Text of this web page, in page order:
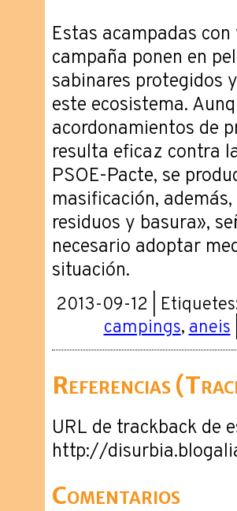
Estas acampadas
campaña ponen en
sabinares protegidos
este ecosistema.
acordonamientos de
resulta eficaz contra
PSOE-Pacte, se
masificación,
residuos y basura»,
necesario adoptar
situación.
2013-09-12 |
campings,aneis
Referencias
URL de trackback de
http://
Comentarios